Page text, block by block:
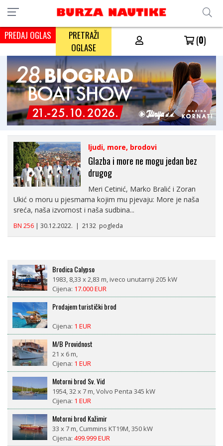
PREDAJ OGLAS
PRETRAŽI
OGLASE
(0)
ljudi, more, brodovi
Glazba i more ne mogu jedan bez
drugog
Meri Cetinić, Marko Bralić i Zoran
Ukić o moru u pjesmama kojim mu pjevaju: More je naša
sreća, naša izvornost i naša sudbina...
BN 256 | 30.12.2022. | 2132 pogleda
Brodica Calypso
1983, 8,33 x 2,83 m, iveco unutarnji 205 kW
Cijena: 17.000 EUR
Prodajem turistički brod
Cijena: 1 EUR
M/B Providnost
21 x 6 m,
Cijena: 1 EUR
Motorni brod Sv. Vid
1954, 32 x 7 m, Volvo Penta 345 kW
Cijena: 1 EUR
Motorni brod Kažimir
33 x 7 m, Cummins KT19M, 350 kW
Cijena: 499.999 EUR